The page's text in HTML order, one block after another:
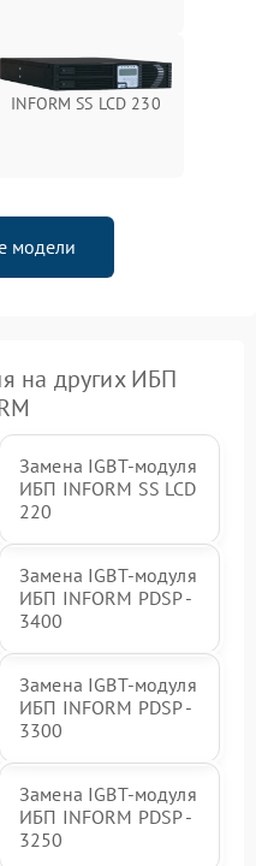
₽ Подробнее →
INFORM SS LCD 230
модели
на других ИБП
Замена IGBT-модуля
ИБП INFORM SS LCD
220
Замена IGBT-модуля
ИБП INFORM PDSP -
3400
Замена IGBT-модуля
ИБП INFORM PDSP -
3300
Замена IGBT-модуля
ИБП INFORM PDSP -
3250